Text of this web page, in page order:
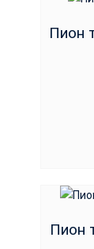
Пион
Пион